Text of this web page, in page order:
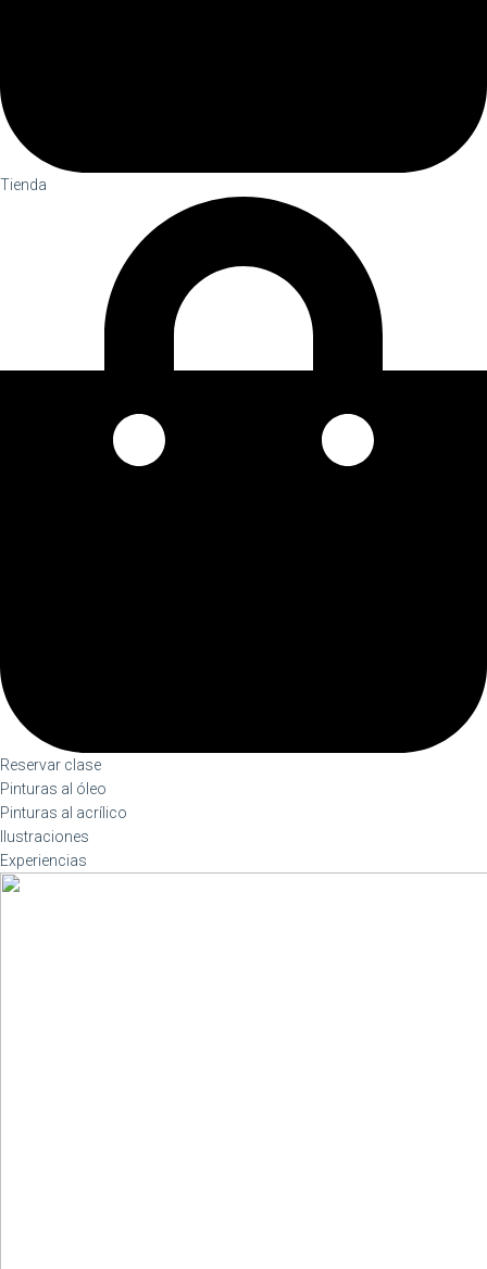
Tienda
Reservar clase
Pinturas al óleo
Pinturas al acrílico
Ilustraciones
Experiencias